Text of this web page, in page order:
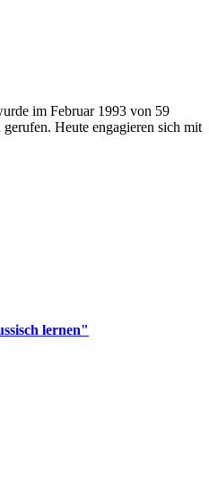
im Februar 1993 von 59
Heute engagieren sich mit
lernen"